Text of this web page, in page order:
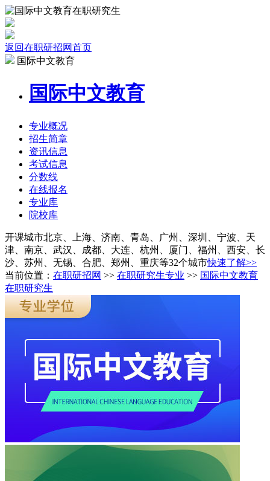
返回在职研招网首页
国际中文教育
国际中文教育
专业概况
招生简章
资讯信息
考试信息
分数线
在线报名
专业库
院校库
开课城市北京、上海、济南、青岛、广州、深圳、宁波、天
津、南京、武汉、成都、大连、杭州、厦门、福州、西安、长
沙、苏州、无锡、合肥、郑州、重庆等32个城市快速了解>>
当前位置： 在职研招网 >> 在职研究生专业 >> 国际中文教育
在职研究生